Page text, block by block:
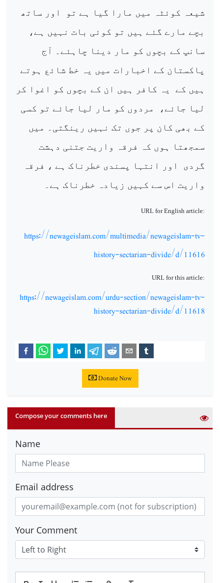
شیعہ کوئٹہ میں مارا گیا ہے تو
اور ساتھ
بچے مارے گئے ہیں تو کوئی بات نہیں ہے،
سانپ کے بچوں کو مار دینا چاہئے۔ آج
پاکستان کے اخبارات میں یہ خط شائع ہوتے
ہیں کے
یہ کافر ہیں ان کے بچوں کو اغوا کر
لیا جائے،
مردوں کو مار لیا جائے تو کسی
کے بھی کان پر جوں تک نہیں رینگتی۔ میں
سمجھتا ہوں کہ فرقہ واریت جتنی دہشت
گردی
اور انتہا پسندی خطرناک ہے ، فرقہ
واریت اس سے کہیں زیادہ خطرناک ہے۔
URL for English article:
https://newageislam.com/multimedia/newageislam-tv-
history-sectarian-divide/d/11616
URL for this article:
https://newageislam.com/urdu-section/newageislam-tv-
history-sectarian-divide/d/11618
Donate Now
Compose your comments here
Name
Email address
Your Comment